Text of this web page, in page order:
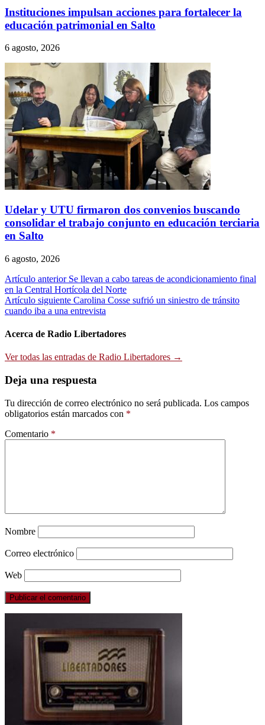
Instituciones impulsan acciones para fortalecer la
educación patrimonial en Salto
6 agosto, 2026
Udelar y UTU firmaron dos convenios buscando
consolidar el trabajo conjunto en educación terciaria
en Salto
6 agosto, 2026
Navegación
de
entradas
Artículo anterior Se llevan a cabo tareas de acondicionamiento final
en la Central Hortícola del Norte
Artículo siguiente Carolina Cosse sufrió un siniestro de tránsito
cuando iba a una entrevista
Acerca de Radio Libertadores
Ver todas las entradas de Radio Libertadores →
Deja una respuesta
Tu dirección de correo electrónico no será publicada. Los campos
obligatorios están marcados con *
Comentario *
Nombre
Correo electrónico
Web